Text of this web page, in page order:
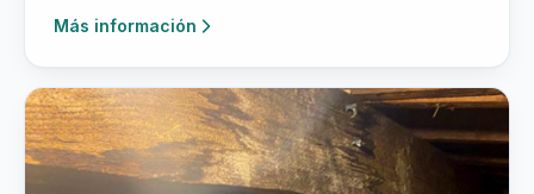
Más información